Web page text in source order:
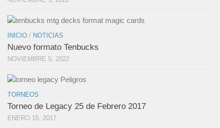
INICIO / NOTICIAS
Nuevo formato Tenbucks
NOVIEMBRE 5, 2022
TORNEOS
Torneo de Legacy 25 de Febrero 2017
ENERO 15, 2017